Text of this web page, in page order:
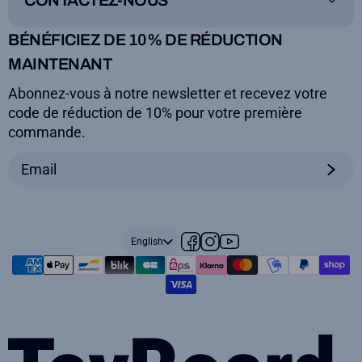
Terms and conditions
Secure payment
ToyBoard®
+33(0)5.59.01.14.19
contact@toyboard.fr
lun, mar, jeu, ven 9am>4pm
BÉNÉFICIEZ DE 10% DE RÉDUCTION
MAINTENANT
Abonnez-vous à notre newsletter et recevez votre
code de réduction de 10% pour votre première
commande.
English
Facebook
Instagram
YouTube